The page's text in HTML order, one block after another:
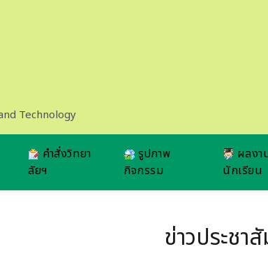
Technology
คำสั่งวิทยา
ลัยฯ
รูปภาพ
กิจกรรม
ผลงา
นักเรียน
ข่าวประชา